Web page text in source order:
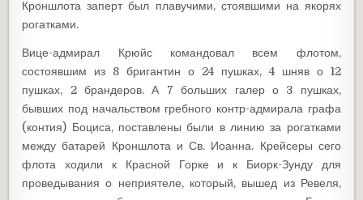
Кроншлота заперт был плавучими, стоявшими на якорях
рогатками.
Вице-адмирал Крюйс командовал всем флотом,
состоявшим из 8 бригантин о 24 пушках, 4 шняв о 12
пушках, 2 брандеров. А 7 больших галер о 3 пушках,
бывших под начальством гребного контр-адмирала графа
(контия) Боциса, поставлены были в линию за рогатками
между батарей Кроншлота и Св. Иоанна. Крейсеры сего
флота ходили к Красной Горке и к Биорк-Зунду для
проведывания о неприятеле, который, вышед из Ревеля,